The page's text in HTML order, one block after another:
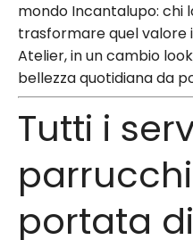
mondo Incantalupo: chi
trasformare quel valore
Atelier, in un cambio
bellezza quotidiana da
Tutti i
portata